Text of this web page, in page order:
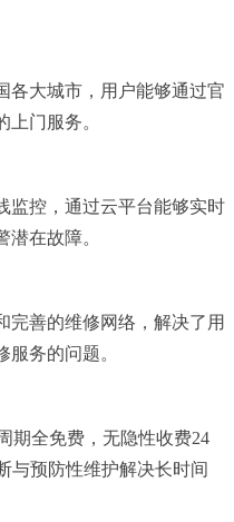
各大城市，用户能够通过官
门服务。
监控，通过云平台能够实时
在故障。
完善的维修网络，解决了用
服务的问题。
期全免费，无隐性收费24
与预防性维护解决长时间